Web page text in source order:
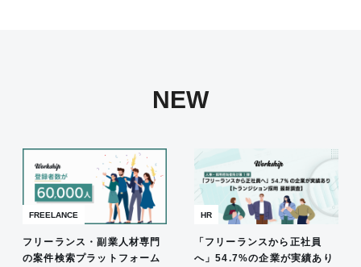
NEW
FREELANCE
フリーランス・副業人材専門
の案件検索プラットフォーム
HR
「フリーランスから正社員
へ」54.7%の企業が実績あり